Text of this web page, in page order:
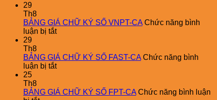
29
Th8
BẢNG GIÁ CHỮ KÝ SỐ VNPT-CA Chức năng bình
luận bị tắtở
CHỮ
KÝ
CA
29
Th8
BẢNG GIÁ CHỮ KÝ SỐ FAST-CA Chức năng bình
luận bị tắtở
CHỮ
25
Th8
BẢNG GIÁ CHỮ KÝ SỐ FPT-CA Chức năng bình luận